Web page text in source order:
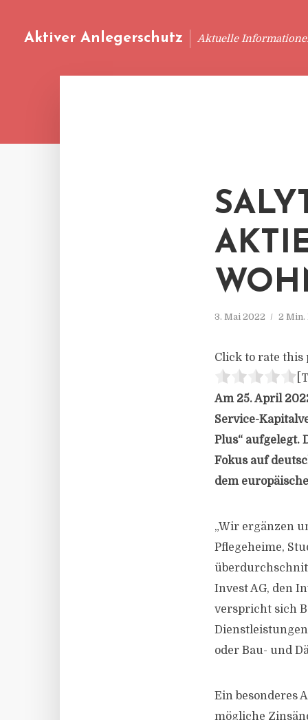
Aktiver Anlegerschutz Aktuelle
3. Mai 2022 2 Min.
Click to rate this
Am 25. April
Service-
Plus“ aufgelegt.
Fokus auf
dem
„Wir ergänzen
Pflegeheime,
Invest AG, den
verspricht sich
oder Bau- und
Ein besonderes
mögliche